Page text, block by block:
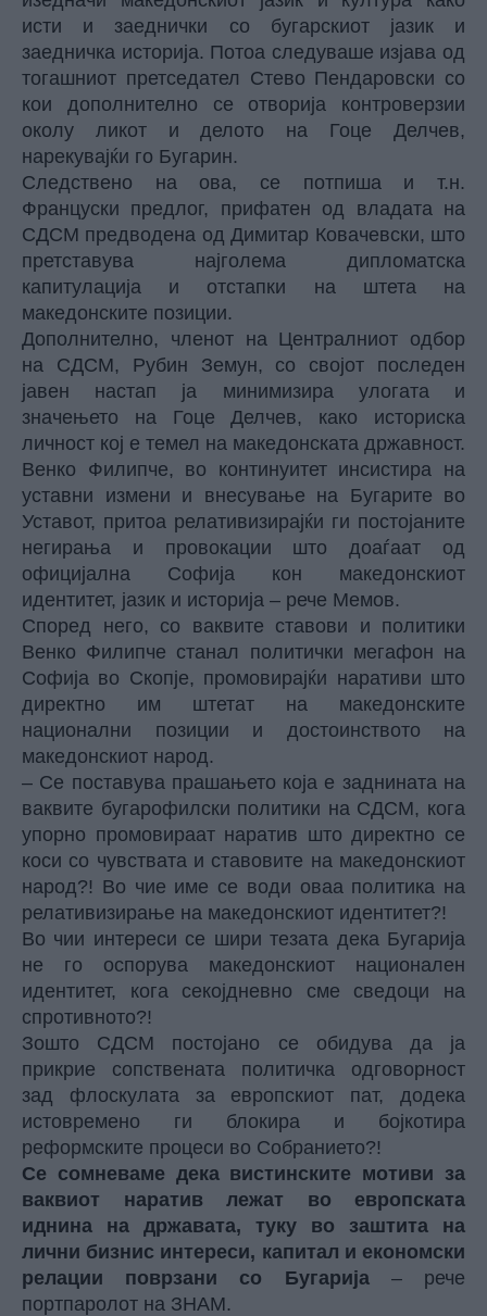
исти и заеднички со бугарскиот јазик и
заедничка историја. Потоа следуваше изјава од
тогашниот претседател Стево Пендаровски со
кои дополнително се отворија контроверзии
околу ликот и делото на Гоце Делчев,
нарекувајќи го Бугарин.
Следствено на ова, се потпиша и т.н.
Француски предлог, прифатен од владата на
СДСМ предводена од Димитар Ковачевски, што
претставува најголема дипломатска
капитулација и отстапки на штета на
македонските позиции.
Дополнително, членот на Централниот одбор
на СДСМ, Рубин Земун, со својот последен
јавен настап ја минимизира улогата и
значењето на Гоце Делчев, како историска
личност кој е темел на македонската државност.
Венко Филипче, во континуитет инсистира на
уставни измени и внесување на Бугарите во
Уставот, притоа релативизирајќи ги постојаните
негирања и провокации што доаѓаат од
официјална Софија кон македонскиот
идентитет, јазик и историја – рече Мемов.
Според него, со ваквите ставови и политики
Венко Филипче станал политички мегафон на
Софија во Скопје, промовирајќи наративи што
директно им штетат на македонските
национални позиции и достоинството на
македонскиот народ.
– Се поставува прашањето која е заднината на
ваквите бугарофилски политики на СДСМ, кога
упорно промовираат наратив што директно се
коси со чувствата и ставовите на македонскиот
народ?! Во чие име се води оваа политика на
релативизирање на македонскиот идентитет?!
Во чии интереси се шири тезата дека Бугарија
не го оспорува македонскиот национален
идентитет, кога секојдневно сме сведоци на
спротивното?!
Зошто СДСМ постојано се обидува да ја
прикрие сопствената политичка одговорност
зад флоскулата за европскиот пат, додека
истовремено ги блокира и бојкотира
реформските процеси во Собранието?!
Се сомневаме дека вистинските мотиви за
ваквиот наратив лежат во европската
иднина на државата, туку во заштита на
лични бизнис интереси, капитал и економски
релации поврзани со Бугарија – рече
портпаролот на ЗНАМ.